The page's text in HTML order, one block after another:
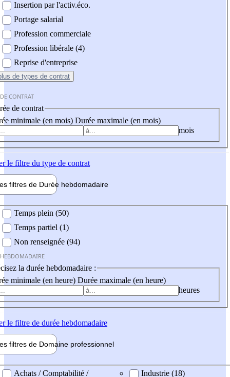
Insertion par l'activ.éco.
Portage salarial
Profession commerciale
Profession libérale (4)
Reprise d'entreprise
de types de contrat
CONTRAT
de contrat
minimale (en mois) Durée maximale (en mois)
mois
le filtre du type de contrat
filtres de Durée hebdomadaire
Temps plein (50)
Temps partiel (1)
Non renseignée (94)
la durée hebdomadaire :
minimale (en heure) Durée maximale (en heure)
heures
le filtre de durée hebdomadaire
filtres de Domaine professionnel
professionel
Achats / Comptabilité /
Industrie (18)